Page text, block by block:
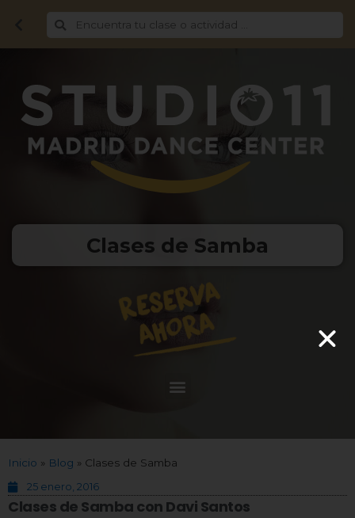
Clases de Samba
Inicio » Blog » Clases de Samba
25 enero, 2016
Clases de Samba con Davi Santos